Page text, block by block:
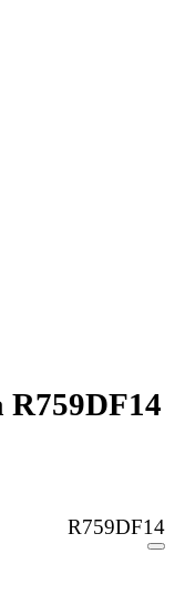
R759DF14